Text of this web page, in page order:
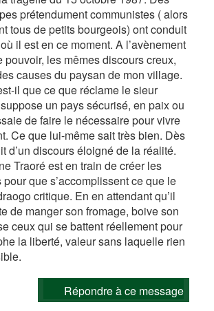
prétendument communistes ( alors
tous de petits bourgeois) ont conduit
il est en ce moment. A l’avènement
pouvoir, les mêmes discours creux,
causes du paysan de mon village.
il que ce que réclame le sieur
un pays sécurisé, en paix ou
de faire le nécessaire pour vivre
Ce que lui-même sait très bien. Dès
d’un discours éloigné de la réalité.
Traoré est en train de créer les
que s’accomplissent ce que le
critique. En en attendant qu’il
de manger son fromage, boive son
ceux qui se battent réellement pour
la liberté, valeur sans laquelle rien
Répondre à ce message